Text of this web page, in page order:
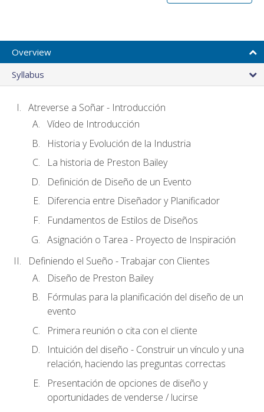
Overview
Syllabus
Atreverse a Soñar - Introducción
Vídeo de Introducción
Historia y Evolución de la Industria
La historia de Preston Bailey
Definición de Diseño de un Evento
Diferencia entre Diseñador y Planificador
Fundamentos de Estilos de Diseños
Asignación o Tarea - Proyecto de Inspiración
Definiendo el Sueño - Trabajar con Clientes
Diseño de Preston Bailey
Fórmulas para la planificación del diseño de un
evento
Primera reunión o cita con el cliente
Intuición del diseño - Construir un vínculo y una
relación, haciendo las preguntas correctas
Presentación de opciones de diseño y
oportunidades de venderse / lucirse